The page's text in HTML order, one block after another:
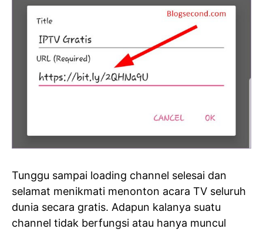
Tunggu sampai loading channel selesai dan
selamat menikmati menonton acara TV seluruh
dunia secara gratis. Adapun kalanya suatu
channel tidak berfungsi atau hanya muncul